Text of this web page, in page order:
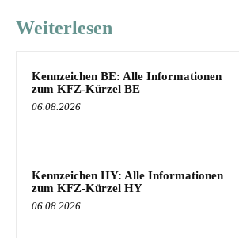
Weiterlesen
Kennzeichen BE: Alle Informationen
zum KFZ-Kürzel BE
06.08.2026
Kennzeichen HY: Alle Informationen
zum KFZ-Kürzel HY
06.08.2026